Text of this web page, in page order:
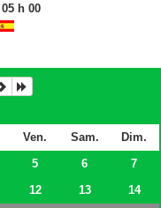
05h 00
Ven. Sam.
Dim.
5 6
7
12 13
14